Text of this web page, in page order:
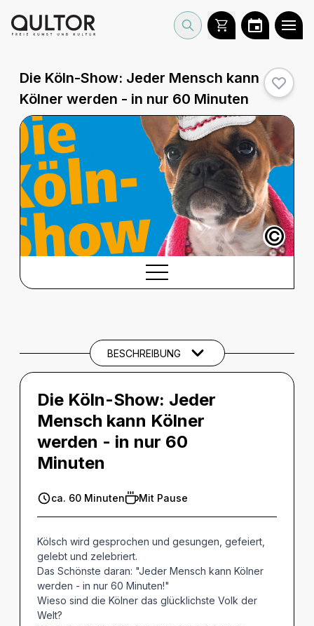
Die Köln-Show: Jeder Mensch kann
Kölner werden - in nur 60 Minuten
©
BARRIEREINFORMATIONEN
THEMEN UND SCHLAGWÖRTER
BESCHREIBUNG
Die Köln-Show: Jeder
Mensch kann Kölner
werden - in nur 60
Minuten
ca. 60 Minuten Mit Pause
Kölsch wird gesprochen und gesungen, gefeiert,
gelebt und zelebriert.
Das Schönste daran: "Jeder Mensch kann Kölner
werden - in nur 60 Minuten!"
Wieso sind die Kölner das glücklichste Volk der
Welt?